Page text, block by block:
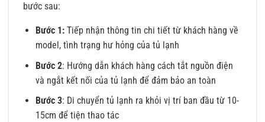
bước sau:
Bước 1:Tiếp nhận thông tin chi tiết từ khách hàng về
model, tình trạng hư hỏng của tủ lạnh
Bước 2: Hướng dẫn khách hàng cách tắt nguồn điện
và ngắt kết nối của tủ lạnh để đảm bảo an toàn
Bước 3: Di chuyển tủ lạnh ra khỏi vị trí ban đầu từ 10-
15cm để tiện thao tác